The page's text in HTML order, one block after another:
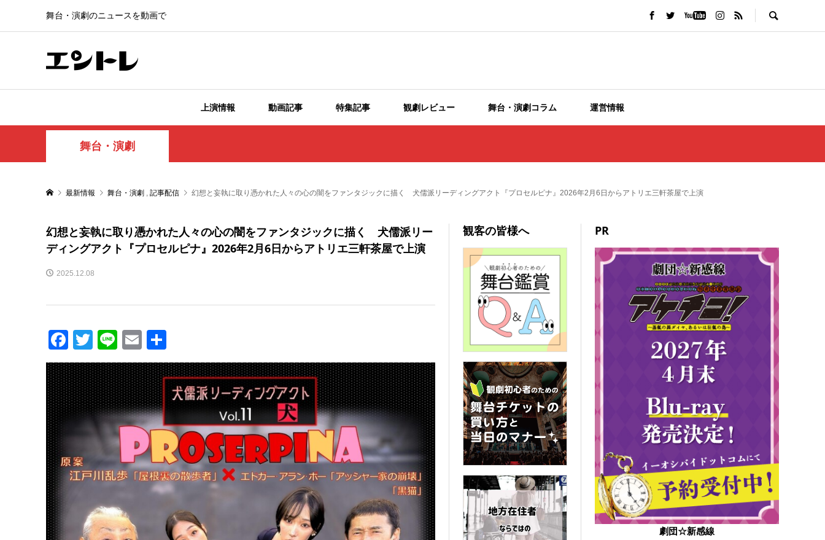
舞台・演劇のニュースを動画で
上演情報 動画記事 特集記事 観劇レビュー 舞台・演劇コラム 運営情報
舞台・演劇
最新情報 舞台・演劇 , 記事配信 幻想と妄執に取り憑かれた人々の心の闇をファンタジックに描く 犬儒派リーディングアクト『プロセルピナ』2026年2月6日からアトリエ三軒茶屋で上演
幻想と妄執に取り憑かれた人々の心の闇をファンタジックに描く 犬儒派リー
ディングアクト『プロセルピナ』2026年2月6日からアトリエ三軒茶屋で上演
2025.12.08
Facebook
TwitterLineEmail
有
PR
劇団☆新感線
観客の皆様へ